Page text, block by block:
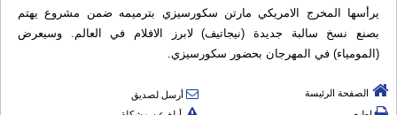
يرأسها المخرج الامريكي مارتن سكورسيزي بترميمه ضمن مشروع يهتم
بصنع نسخ سالبة جديدة (نيجاتيف) لابرز الافلام في العالم. وسيعرض
(المومياء) في المهرجان بحضور سكورسيزي.
الصفحة الرئيسة
أرسل لصديق